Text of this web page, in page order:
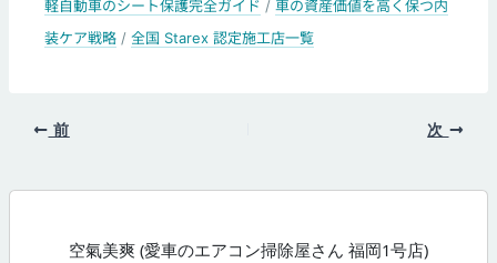
軽自動車のシート保護完全ガイド /車の資産価値を高く保つ内
装ケア戦略 /全国 Starex 認定施工店一覧
前 次
空氣美爽 (愛車のエアコン掃除屋さん 福岡1号店)